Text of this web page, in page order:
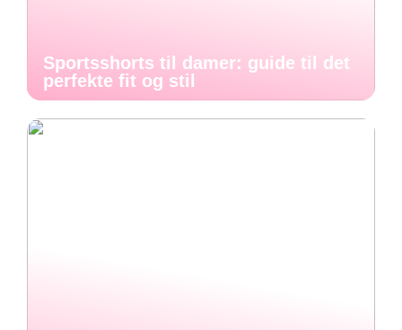
Sportsshorts til damer: guide til det
perfekte fit og stil